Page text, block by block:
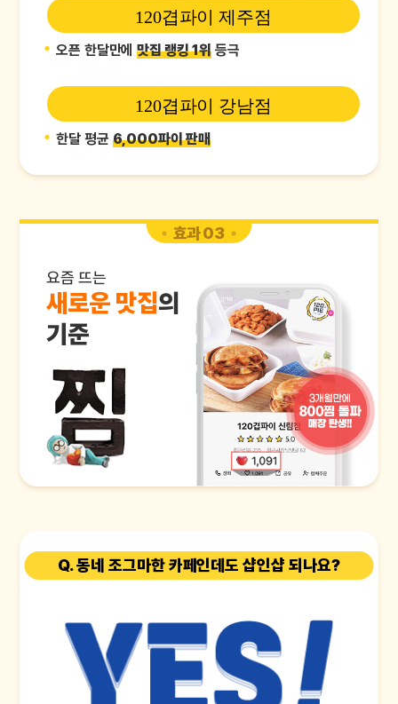
120겹파이 제주점
오픈 한달만에맛집 랭킹 1위 등극
120겹파이 강남점
한달 평균 6,000파이 판매
효과 03
요즘 뜨는
새로운 맛집의
기준
Q. 동네 조그마한 카페인데도 샵인샵 되나요?